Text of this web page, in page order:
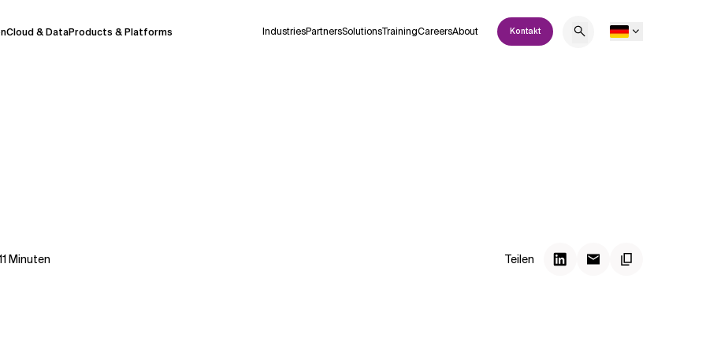
Cloud & DataProducts & Platforms IndustriesPartnersSolutionsTrainingCareersAbout Kontakt
bevor Sie Entscheidungen treffen oder
Minuten Teilen